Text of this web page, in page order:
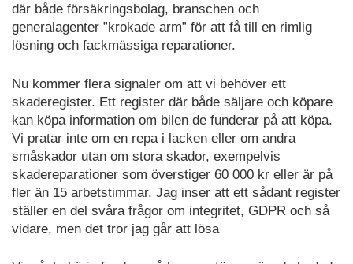
där både försäkringsbolag, branschen och
generalagenter ”krokade arm” för att få till en rimlig
lösning och fackmässiga reparationer.
Nu kommer flera signaler om att vi behöver ett
skaderegister. Ett register där både säljare och köpare
kan köpa information om bilen de funderar på att köpa.
Vi pratar inte om en repa i lacken eller om andra
småskador utan om stora skador, exempelvis
skadereparationer som överstiger 60 000 kr eller är på
fler än 15 arbetstimmar. Jag inser att ett sådant register
ställer en del svåra frågor om integritet, GDPR och så
vidare, men det tror jag går att lösa